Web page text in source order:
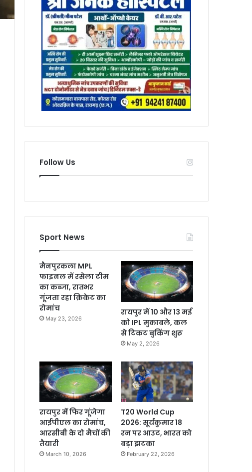
Follow Us
Sport News
मैनपुरकला MPL
फाइनल में रसेला टीम
का कब्जा, रातभर
गूंजता रहा क्रिकेट का
रोमांच
May 23, 2026
रायपुर में 10 और 13 मई
को IPL मुकाबले, कल
से टिकट बुकिंग शुरू
May 2, 2026
रायपुर में फिर गूंजेगा
आईपीएल का रोमांच,
आरसीबी के दो मैचों की
तैयारी
March 10, 2026
T20 World Cup
2026: सूर्यकुमार 18
रन पर आउट, भारत को
बड़ा झटका
February 22, 2026